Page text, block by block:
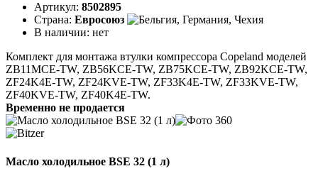
Артикул: 8502895
Страна: Евросоюз
В наличии: нет
Комплект для монтажа втулки компрессора Copeland моделей
ZB11MCE-TW, ZB56KCE-TW, ZB75KCE-TW, ZB92KCE-TW,
ZF24K4E-TW, ZF24KVE-TW, ZF33K4E-TW, ZF33KVE-TW,
ZF40KVE-TW, ZF40K4E-TW.
Временно не продается
Масло холодильное BSE 32 (1 л)